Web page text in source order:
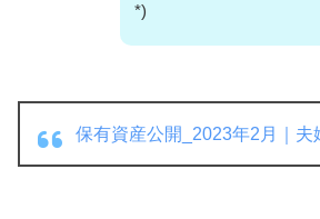
*)
保有資産公開_2023年2月｜夫